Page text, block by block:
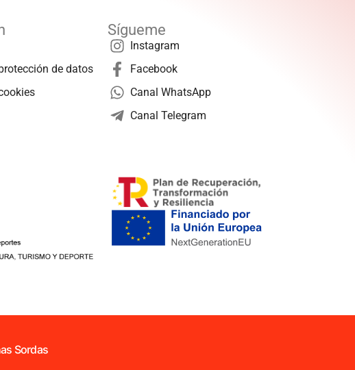
de datos
Sígueme
Instagram
Facebook
Canal WhatsApp
Canal Telegram
Sordas